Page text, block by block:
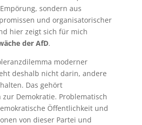
sondern aus
und organisatorischer
hier zeigt sich für mich
der AfD.
moderner
deshalb nicht darin, andere
Das gehört
Demokratie. Problematisch
Öffentlichkeit und
von dieser Partei und